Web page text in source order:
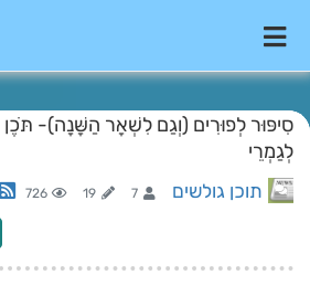
סִיפּוּר לְפוּרִים (וְגַם לִשְׁאָר הַשָּׁנָה)- תֹּכֶן
לְגַמְרֵי
תוכן גולשים 7
19
726